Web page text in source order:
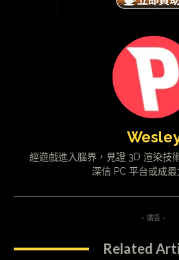
經遊戲進入腦界，見證 3D 渲染技
深信 PC 平台或成最
- 廣告 -
Related